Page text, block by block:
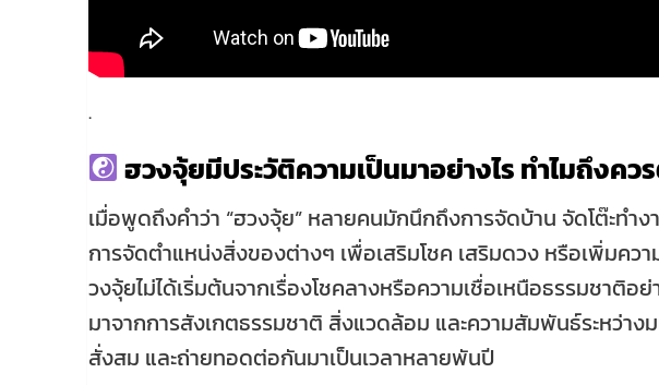
.
ฮวงจุ้ยมีประวัติความเป็นมาอย่างไร ทำไมถึงค
เมื่อพูดถึงคำว่า “ฮวงจุ้ย” หลายคนมักนึกถึงการจัดบ้าน จัดโต๊ะทำ
การจัดตำแหน่งสิ่งของต่างๆ เพื่อเสริมโชค เสริมดวง หรือเพิ่มคว
วงจุ้ยไม่ได้เริ่มต้นจากเรื่องโชคลางหรือความเชื่อเหนือธรรมชาติอ
มาจากการสังเกตธรรมชาติ สิ่งแวดล้อม และความสัมพันธ์ระหว่
สั่งสม และถ่ายทอดต่อกันมาเป็นเวลาหลายพันปี